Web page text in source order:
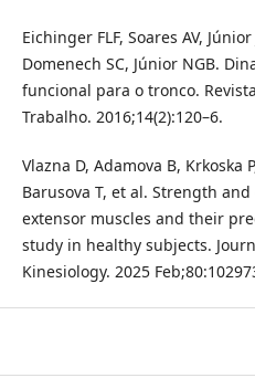
Eichinger FLF, Soares AV,
Domenech SC, Júnior NGB.
funcional para o tronco.
Trabalho. 2016;14(2):120–6.
Vlazna D, Adamova B, Krkoska
Barusova T, et al. Strength
extensor muscles and their
study in healthy subjects.
Kinesiology. 2025